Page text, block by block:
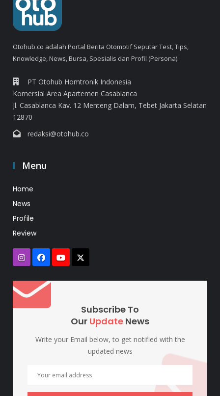
Otohub.co adalah Portal Berita Otomotif Seputar Test, Tips,
Knowledge, News, Bursa, Spesialis dan Profil (Persona).
PT Otohub Homtronik Indonesia
Komersial Area Apartemen Casablanca
Jl. Casablanca Kav. 12 Menteng Dalam, Tebet Jakarta Selatan
12870
redaksi@otohub.co
Menu
Home
News
Profile
Review
Subscribe To
Our Update News
Write your Email below, to get notified with the
updated news